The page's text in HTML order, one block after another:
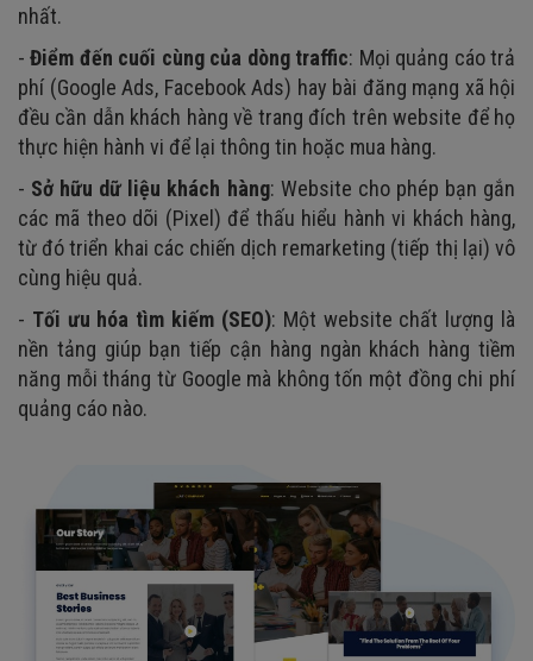
nhất.
-Điểm đến cuối cùng của dòng traffic: Mọi quảng cáo trả
phí (Google Ads, Facebook Ads) hay bài đăng mạng xã hội
đều cần dẫn khách hàng về trang đích trên website để họ
thực hiện hành vi để lại thông tin hoặc mua hàng.
- Sở hữu dữ liệu khách hàng: Website cho phép bạn gắn
các mã theo dõi (Pixel) để thấu hiểu hành vi khách hàng,
từ đó triển khai các chiến dịch remarketing (tiếp thị lại) vô
cùng hiệu quả.
- Tối ưu hóa tìm kiếm (SEO): Một website chất lượng là
nền tảng giúp bạn tiếp cận hàng ngàn khách hàng tiềm
năng mỗi tháng từ Google mà không tốn một đồng chi phí
quảng cáo nào.